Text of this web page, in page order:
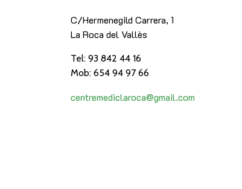
C/Hermenegild Carrera, 1
La Roca del Vallès
Tel: 93 842 44 16
Mob: 654 94 97 66
centremediclaroca@gmail.com